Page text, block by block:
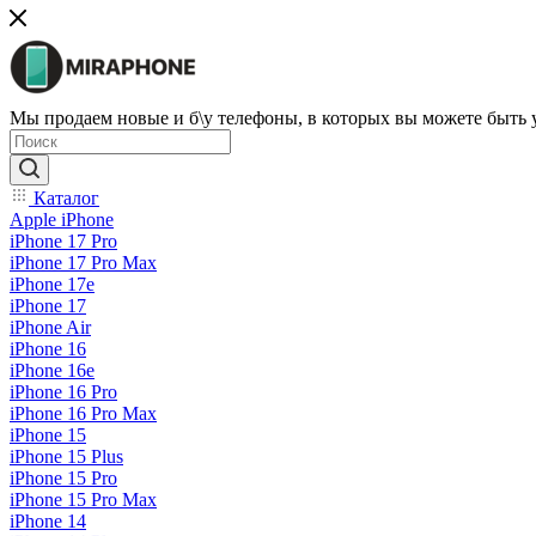
Мы продаем новые и б\у телефоны, в которых вы можете быть
Каталог
Apple iPhone
iPhone 17 Pro
iPhone 17 Pro Max
iPhone 17e
iPhone 17
iPhone Air
iPhone 16
iPhone 16e
iPhone 16 Pro
iPhone 16 Pro Max
iPhone 15
iPhone 15 Plus
iPhone 15 Pro
iPhone 15 Pro Max
iPhone 14